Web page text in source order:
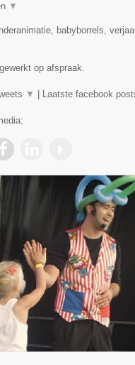
▼
babyborrels,
op afspraak.
▼ Laatste facebook